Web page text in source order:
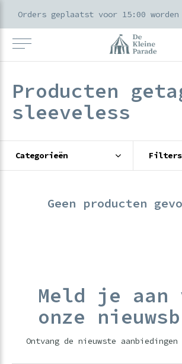
Producten
sleeveless
Categorieën Filters
Geen producten
Meld je aan
onze
Ontvang de nieuwste